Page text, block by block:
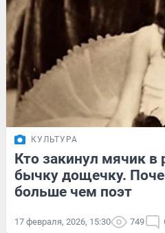
КУЛЬТУРА
Кто закинул мячик в
бычку дощечку.
больше чем поэт
17 февраля, 2026, 15:30 749